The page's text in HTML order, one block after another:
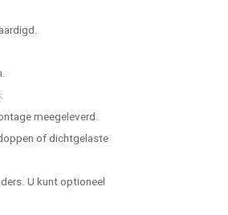
meegeleverd.
of dichtgelaste
U kunt optioneel